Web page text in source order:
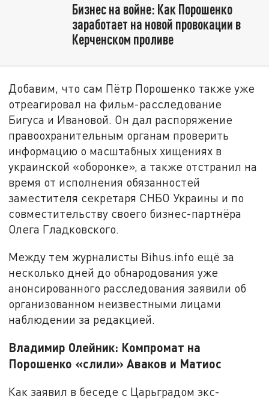
Бизнес на войне: Как Порошенко
заработает на новой провокации в
Керченском проливе
Добавим, что сам Пётр Порошенко также уже
отреагировал на фильм-расследование
Бигуса и Ивановой. Он дал распоряжение
правоохранительным органам проверить
информацию о масштабных хищениях в
украинской «оборонке», а также отстранил на
время от исполнения обязанностей
заместителя секретаря СНБО Украины и по
совместительству своего бизнес-партнёра
Олега Гладковского.
Между тем журналисты Bihus.info ещё за
несколько дней до обнародования уже
анонсированного расследования заявили об
организованном неизвестными лицами
наблюдении за редакцией.
Владимир Олейник: Компромат на
Порошенко «слили» Аваков и Матиос
Как заявил в беседе с Царьградом экс-